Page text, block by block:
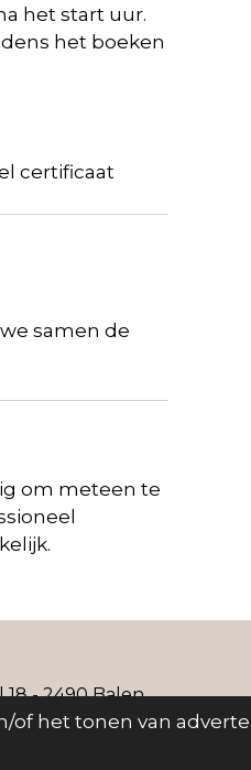
het tonen van
het start uur.
het boeken
certificaat
samen de
om meteen te
2490 Balen